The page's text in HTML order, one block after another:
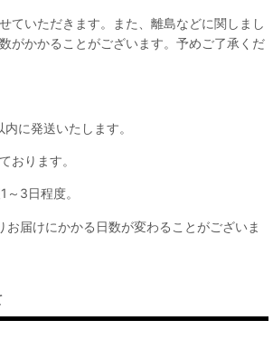
ていただきます。また、離島などに関しまし
がかかることがございます。予めご了承くだ
に発送いたします。
おります。
3日程度。
お届けにかかる日数が変わることがございま